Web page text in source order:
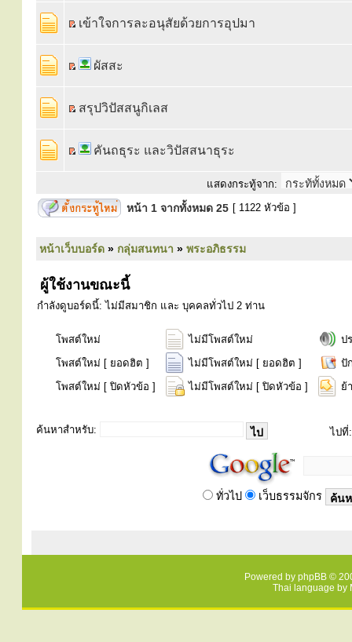
เข้าใจการละอนุสัยด้วยการอุปมา
ผัสสะ
สรุปวิปัสสนูกิเลส
คันถธุระ และวิปัสสนาธุระ
แสดงกระทู้จาก:
หน้า 1 จากทั้งหมด 25 [ 1122 หัวข้อ ]
หน้าเว็บบอร์ด » กลุ่มสนทนา » พระอภิธรรม
ผู้ใช้งานขณะนี้
กำลังดูบอร์ดนี้: ไม่มีสมาชิก และ บุคคลทั่วไป 2 ท่าน
โพสต์ใหม่ ไม่มีโพสต์ใหม่
ป
โพสต์ใหม่ [ ยอดฮิต ]
ไม่มีโพสต์ใหม่ [ ยอดฮิต ]
ปั
โพสต์ใหม่ [ ปิดหัวข้อ ]
ไม่มีโพสต์ใหม่ [ ปิดหัวข้อ ] ย้
ค้นหาสำหรับ: ไปที่:
ทั่วไป เว็บธรรมจักร
Powered by phpBB ©
Thai language by